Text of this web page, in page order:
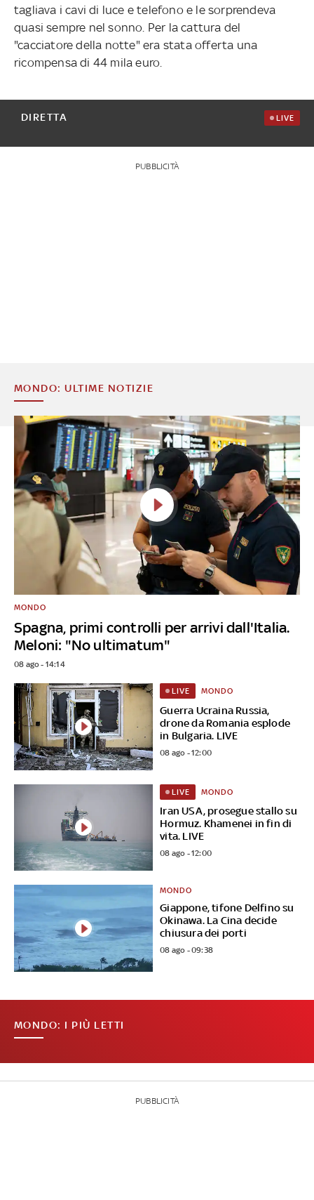
tagliava i cavi di luce e telefono e le sorprendeva
quasi sempre nel sonno. Per la cattura del
"cacciatore della notte" era stata offerta una
ricompensa di 44 mila euro.
DIRETTA LIVE
PUBBLICITÀ
MONDO: ULTIME NOTIZIE
Spagna, primi controlli per arrivi dall'Italia.
Meloni: "No ultimatum"
MONDO
08 ago - 14:14
Guerra Ucraina Russia,
drone da Romania esplode
in Bulgaria. LIVE
LIVE MONDO
08 ago - 12:00
Iran USA, prosegue stallo su
Hormuz. Khamenei in fin di
vita. LIVE
LIVE MONDO
08 ago - 12:00
Giappone, tifone Delfino su
Okinawa. La Cina decide
chiusura dei porti
MONDO
08 ago - 09:38
MONDO: I PIÙ LETTI
PUBBLICITÀ